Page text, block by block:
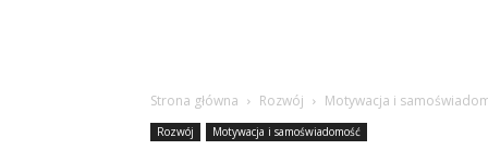
Strona główna Rozwój Motywacja i
Rozwój Motywacja i samoświadomość